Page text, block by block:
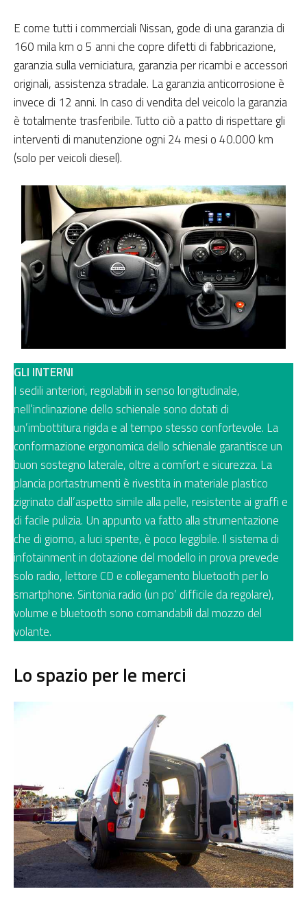
E come tutti i commerciali Nissan, gode di una garanzia di
160 mila km o 5 anni che copre difetti di fabbricazione,
garanzia sulla verniciatura, garanzia per ricambi e accessori
originali, assistenza stradale. La garanzia anticorrosione è
invece di 12 anni. In caso di vendita del veicolo la garanzia
è totalmente trasferibile. Tutto ciò a patto di rispettare gli
interventi di manutenzione ogni 24 mesi o 40.000 km
(solo per veicoli diesel).
GLI INTERNI
I sedili anteriori, regolabili in senso longitudinale,
nell’inclinazione dello schienale sono dotati di
un’imbottitura rigida e al tempo stesso confortevole. La
conformazione ergonomica dello schienale garantisce un
buon sostegno laterale, oltre a comfort e sicurezza. La
plancia portastrumenti è rivestita in materiale plastico
zigrinato dall’aspetto simile alla pelle, resistente ai graffi e
di facile pulizia. Un appunto va fatto alla strumentazione
che di giorno, a luci spente, è poco leggibile. Il sistema di
infotainment in dotazione del modello in prova prevede
solo radio, lettore CD e collegamento bluetooth per lo
smartphone. Sintonia radio (un po’ difficile da regolare),
volume e bluetooth sono comandabili dal mozzo del
volante.
Lo spazio per le merci